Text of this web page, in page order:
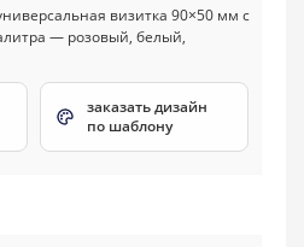
заказать дизайн
по шаблону